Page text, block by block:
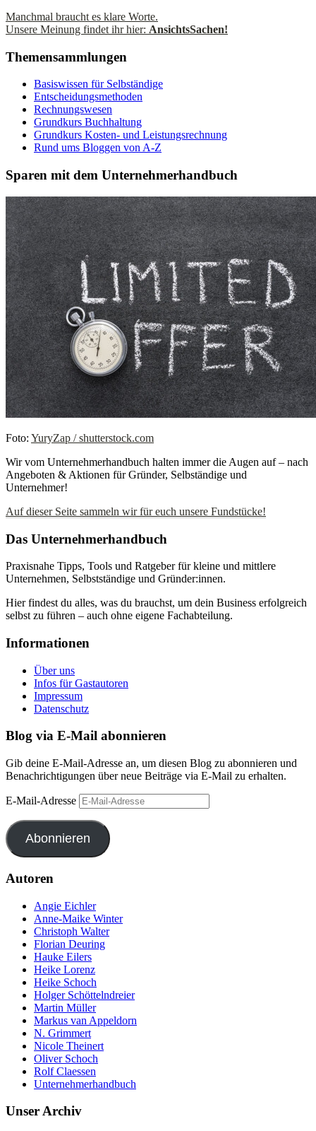
Manchmal braucht es klare Worte.
Unsere Meinung findet ihr hier: AnsichtsSachen!
Themensammlungen
Basiswissen für Selbständige
Entscheidungsmethoden
Rechnungswesen
Grundkurs Buchhaltung
Grundkurs Kosten- und Leistungsrechnung
Rund ums Bloggen von A-Z
Sparen mit dem Unternehmerhandbuch
Foto: YuryZap / shutterstock.com
Wir vom Unternehmerhandbuch halten immer die Augen auf – nach
Angeboten & Aktionen für Gründer, Selbständige und
Unternehmer!
Auf dieser Seite sammeln wir für euch unsere Fundstücke!
Das Unternehmerhandbuch
Praxisnahe Tipps, Tools und Ratgeber für kleine und mittlere
Unternehmen, Selbstständige und Gründer:innen.
Hier findest du alles, was du brauchst, um dein Business erfolgreich
selbst zu führen – auch ohne eigene Fachabteilung.
Informationen
Über uns
Infos für Gastautoren
Impressum
Datenschutz
Blog via E-Mail abonnieren
Gib deine E-Mail-Adresse an, um diesen Blog zu abonnieren und
Benachrichtigungen über neue Beiträge via E-Mail zu erhalten.
E-Mail-Adresse
Abonnieren
Autoren
Angie Eichler
Anne-Maike Winter
Christoph Walter
Florian Deuring
Hauke Eilers
Heike Lorenz
Heike Schoch
Holger Schöttelndreier
Martin Müller
Markus van Appeldorn
N. Grimmert
Nicole Theinert
Oliver Schoch
Rolf Claessen
Unternehmerhandbuch
Unser Archiv